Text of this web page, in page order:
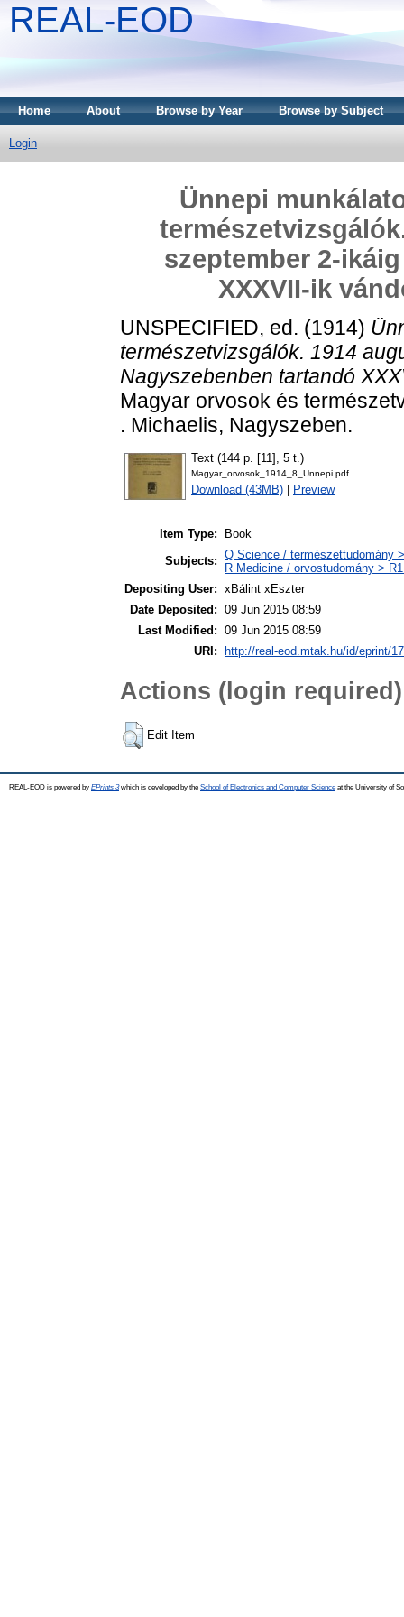
REAL-EOD
Home About Browse by Year Browse by Subject
Login
Ünnepi
szeptember 2-
XXXVII-ik
UNSPECIFIED, ed. (1914)
természetvizsgálók. 1914
Nagyszebenben tartandó
Magyar orvosok és
. Michaelis, Nagyszeben.
Text (144 p. [11], 5 t.)
Magyar_orvosok_1914_8_Unnepi.pdf
Download (43MB) Preview
Item Type:
Book
Subjects: Q Science / természettudomány
R Medicine / orvostudomány >
Depositing User: xBálint xEszter
Date Deposited: 09 Jun 2015 08:59
Last Modified: 09 Jun 2015 08:59
URI:
http://real-eod.mtak.hu/id/eprint/
Actions (login required)
Edit Item
REAL-EOD is powered by EPrints 3which is developed by the School of Electronics and Computer Science at the University of